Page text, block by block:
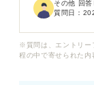
す。またどの
その他 回答
質問日：
※質問は、エントリー
程の中で寄せられた